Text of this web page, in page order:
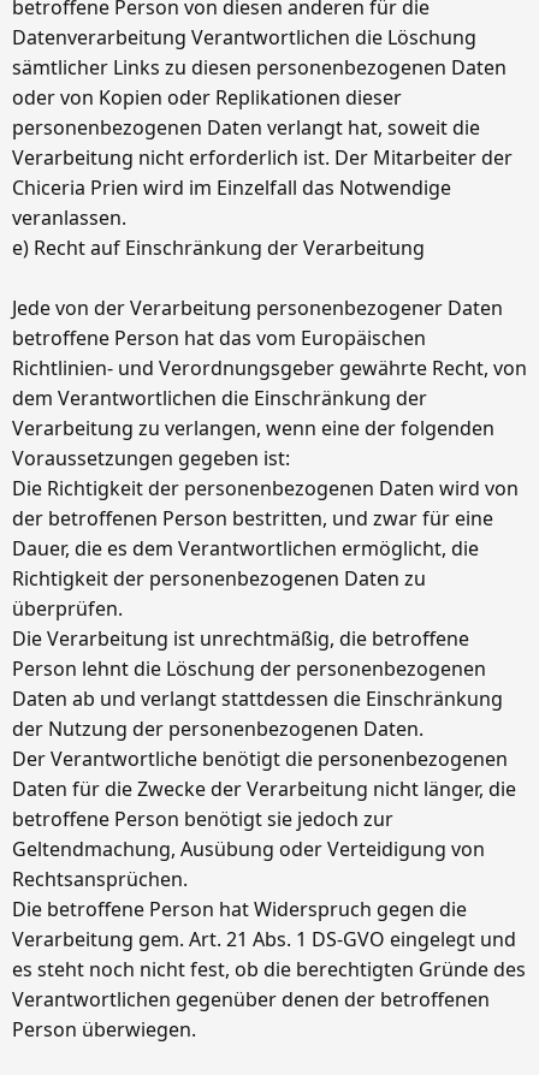
betroffene Person von diesen anderen für die
Datenverarbeitung Verantwortlichen die Löschung
sämtlicher Links zu diesen personenbezogenen Daten
oder von Kopien oder Replikationen dieser
personenbezogenen Daten verlangt hat, soweit die
Verarbeitung nicht erforderlich ist. Der Mitarbeiter der
Chiceria Prien wird im Einzelfall das Notwendige
veranlassen.
e) Recht auf Einschränkung der Verarbeitung
Jede von der Verarbeitung personenbezogener Daten
betroffene Person hat das vom Europäischen
Richtlinien- und Verordnungsgeber gewährte Recht, von
dem Verantwortlichen die Einschränkung der
Verarbeitung zu verlangen, wenn eine der folgenden
Voraussetzungen gegeben ist:
Die Richtigkeit der personenbezogenen Daten wird von
der betroffenen Person bestritten, und zwar für eine
Dauer, die es dem Verantwortlichen ermöglicht, die
Richtigkeit der personenbezogenen Daten zu
überprüfen.
Die Verarbeitung ist unrechtmäßig, die betroffene
Person lehnt die Löschung der personenbezogenen
Daten ab und verlangt stattdessen die Einschränkung
der Nutzung der personenbezogenen Daten.
Der Verantwortliche benötigt die personenbezogenen
Daten für die Zwecke der Verarbeitung nicht länger, die
betroffene Person benötigt sie jedoch zur
Geltendmachung, Ausübung oder Verteidigung von
Rechtsansprüchen.
Die betroffene Person hat Widerspruch gegen die
Verarbeitung gem. Art. 21 Abs. 1 DS-GVO eingelegt und
es steht noch nicht fest, ob die berechtigten Gründe des
Verantwortlichen gegenüber denen der betroffenen
Person überwiegen.